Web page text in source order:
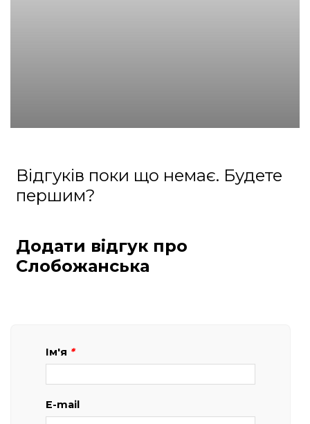
Відгуків поки що немає. Будете
першим?
Додати відгук про
Слобожанська
Ім'я *
E-mail